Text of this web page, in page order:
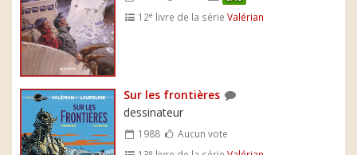
12e livre de la sérieValérian
Sur les frontières
dessinateur
1988
Aucun vote
e